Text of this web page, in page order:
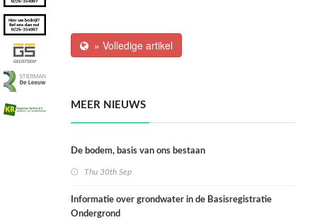
» Volledige artikel
MEER NIEUWS
De bodem, basis van ons bestaan
Thu 30th Sep
Informatie over grondwater in de Basisregistratie
Ondergrond